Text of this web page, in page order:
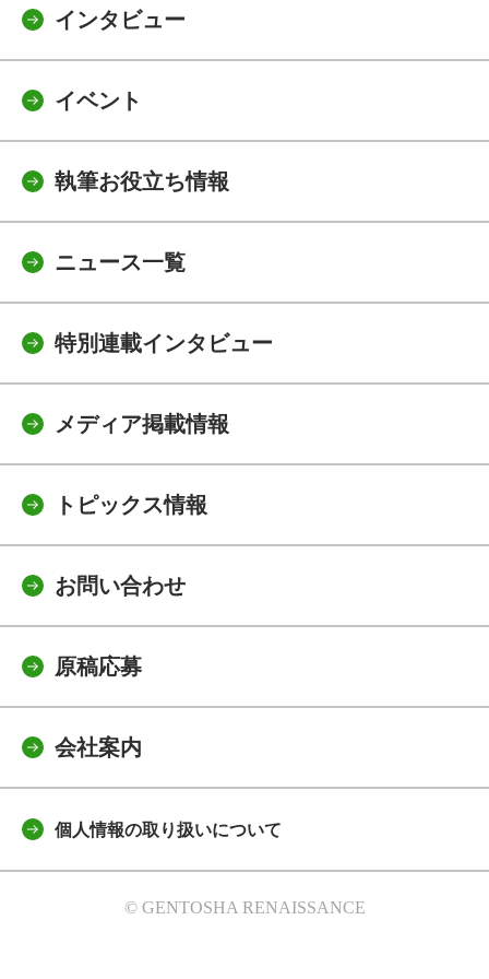
インタビュー
イベント
執筆お役立ち情報
ニュース一覧
特別連載インタビュー
メディア掲載情報
トピックス情報
お問い合わせ
原稿応募
会社案内
個人情報の取り扱いについて
© GENTOSHA RENAISSANCE